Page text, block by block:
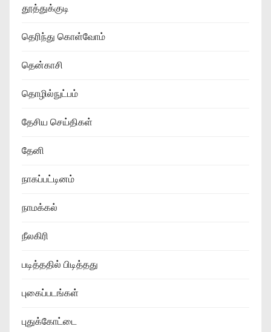
தூத்துக்குடி
தெரிந்து கொள்வோம்
தென்காசி
தொழில்நுட்பம்
தேசிய செய்திகள்
தேனி
நாகப்பட்டினம்
நாமக்கல்
நீலகிரி
படித்ததில் பிடித்தது
புகைப்படங்கள்
புதுக்கோட்டை